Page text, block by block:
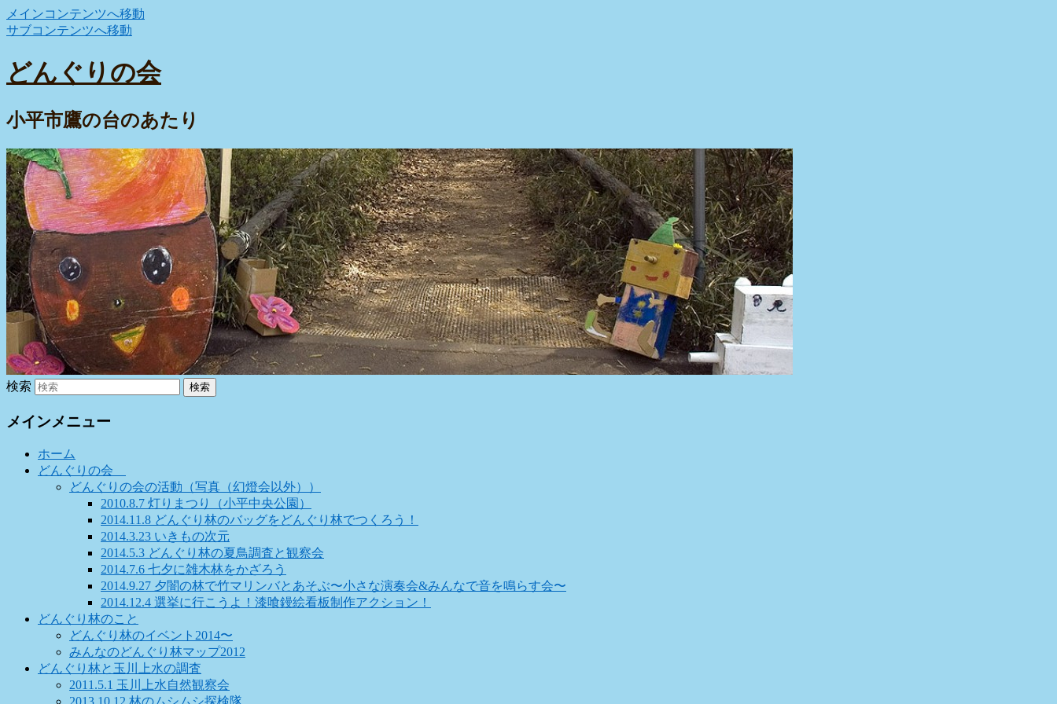
メインコンテンツへ移動
サブコンテンツへ移動
どんぐりの会
小平市鷹の台のあたり
検索
メインメニュー
ホーム
どんぐりの会
どんぐりの会の活動（写真（幻燈会以外））
2010.8.7 灯りまつり（小平中央公園）
2014.11.8 どんぐり林のバッグをどんぐり林でつくろう！
2014.3.23 いきもの次元
2014.5.3 どんぐり林の夏鳥調査と観察会
2014.7.6 七夕に雑木林をかざろう
2014.9.27 夕闇の林で竹マリンバとあそぶ〜小さな演奏会&みんなで音を鳴らす会〜
2014.12.4 選挙に行こうよ！漆喰鏝絵看板制作アクション！
どんぐり林のこと
どんぐり林のイベント2014〜
みんなのどんぐり林マップ2012
どんぐり林と玉川上水の調査
2011.5.1 玉川上水自然観察会